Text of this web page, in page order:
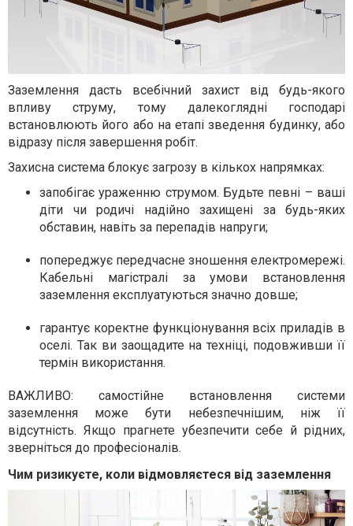
Заземлення дасть всебічний захист від будь-якого
впливу струму, тому далекоглядні господарі
встановлюють його або на етапі зведення будинку, або
відразу після завершення робіт.
Захисна система блокує загрозу в кількох напрямках:
запобігає ураженню струмом. Будьте певні – ваші
діти чи родичі надійно захищені за будь-яких
обставин, навіть за перепадів напруги;
попереджує передчасне зношення електромережі.
Кабельні магістралі за умови встановлення
заземлення експлуатуються значно довше;
гарантує коректне функціонування всіх приладів в
оселі. Так ви заощадите на техніці, подовживши її
термін використання.
ВАЖЛИВО: самостійне встановлення системи
заземлення може бути небезпечнішим, ніж її
відсутність. Якщо прагнете убезпечити себе й рідних,
зверніться до професіоналів.
Чим ризикуєте, коли відмовляєтеся від заземлення